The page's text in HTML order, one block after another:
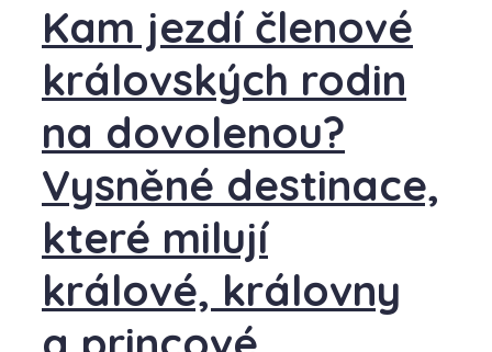
Kam jezdí členové
královských rodin
na dovolenou?
Vysněné destinace,
které milují
králové, královny